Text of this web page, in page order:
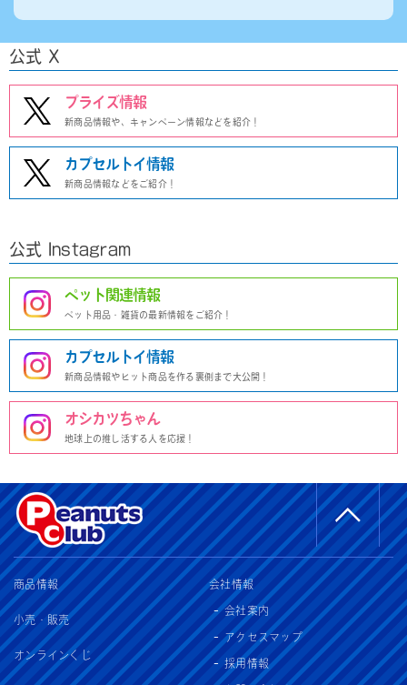
公式 X
プライズ情報
新商品情報や、キャンペーン情報などを紹介！
カプセルトイ情報
新商品情報などをご紹介！
公式 Instagram
ペット関連情報
ペット用品・雑貨の最新情報をご紹介！
カプセルトイ情報
新商品情報やヒット商品を作る裏側まで大公開！
オシカツちゃん
地球上の推し活する人を応援！
商品情報
小売・販売
オンラインくじ
会社情報
会社案内
アクセスマップ
採用情報